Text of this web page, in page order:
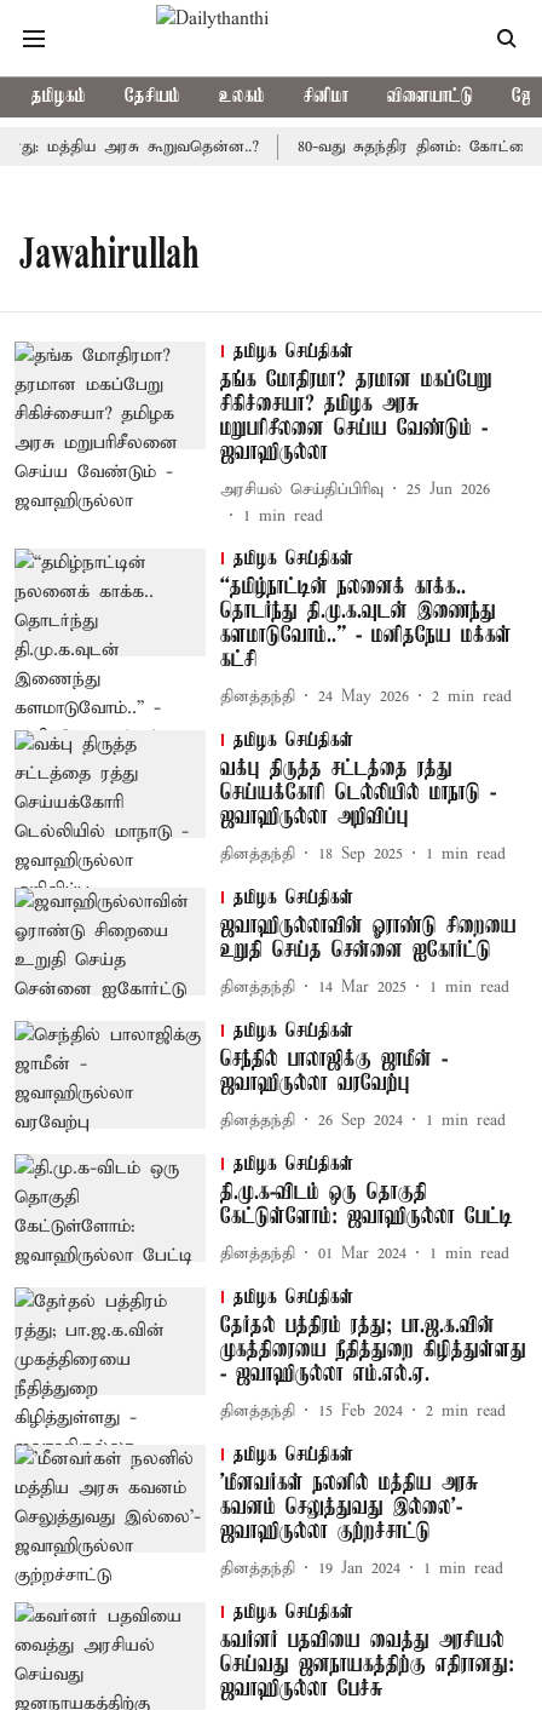
தமிழகம் தேசியம் உலகம் சினிமா விளையாட்டு
மத்திய அரசு கூறுவதென்ன..? 80-வது சுதந்திர தினம்:
Jawahirullah
தமிழக செய்திகள்
தங்க மோதிரமா? தரமான மகப்பேறு
சிகிச்சையா? தமிழக அரசு
மறுபரிசீலனை செய்ய வேண்டும் -
ஜவாஹிருல்லா
அரசியல் செய்திப்பிரிவு
25 Jun 2026
1 min read
தமிழக செய்திகள்
“தமிழ்நாட்டின் நலனைக் காக்க..
தொடர்ந்து தி.மு.க.வுடன் இணைந்து
களமாடுவோம்..” - மனிதநேய மக்கள்
கட்சி
தினத்தந்தி 24 May 2026 2 min read
தமிழக செய்திகள்
வக்பு திருத்த சட்டத்தை ரத்து
செய்யக்கோரி டெல்லியில் மாநாடு -
ஜவாஹிருல்லா அறிவிப்பு
தினத்தந்தி 18 Sep 2025 1 min read
தமிழக செய்திகள்
ஜவாஹிருல்லாவின் ஓராண்டு சிறையை
உறுதி செய்த சென்னை ஐகோர்ட்டு
தினத்தந்தி 14 Mar 2025 1 min read
தமிழக செய்திகள்
செந்தில் பாலாஜிக்கு ஜாமீன் -
ஜவாஹிருல்லா வரவேற்பு
தினத்தந்தி 26 Sep 2024 1 min read
தமிழக செய்திகள்
தி.மு.க-விடம் ஒரு தொகுதி
கேட்டுள்ளோம்: ஜவாஹிருல்லா பேட்டி
தினத்தந்தி 01 Mar 2024 1 min read
தமிழக செய்திகள்
தேர்தல் பத்திரம் ரத்து; பா.ஜ.க.வின்
முகத்திரையை நீதித்துறை கிழித்துள்ளது
- ஜவாஹிருல்லா எம்.எல்.ஏ.
தினத்தந்தி 15 Feb 2024 2 min read
தமிழக செய்திகள்
'மீனவர்கள் நலனில் மத்திய அரசு
கவனம் செலுத்துவது இல்லை'-
ஜவாஹிருல்லா குற்றச்சாட்டு
தினத்தந்தி 19 Jan 2024 1 min read
தமிழக செய்திகள்
கவர்னர் பதவியை வைத்து அரசியல்
செய்வது ஜனநாயகத்திற்கு எதிரானது:
ஜவாஹிருல்லா பேச்சு